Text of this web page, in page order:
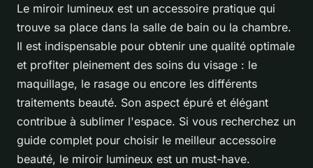
Le miroir lumineux est un accessoire pratique qui
trouve sa place dans la salle de bain ou la chambre.
Il est indispensable pour obtenir une qualité optimale
et profiter pleinement des soins du visage : le
maquillage, le rasage ou encore les différents
traitements beauté. Son aspect épuré et élégant
contribue à sublimer l'espace. Si vous recherchez un
guide complet pour choisir le meilleur accessoire
beauté, le miroir lumineux est un must-have.